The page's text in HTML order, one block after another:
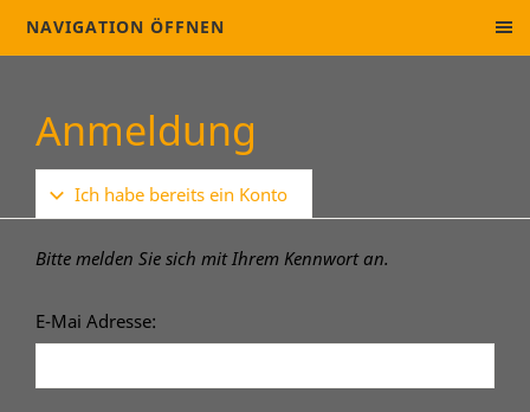
NAVIGATION ÖFFNEN
Anmeldung
Ich habe bereits ein Konto
Bitte melden Sie sich mit Ihrem Kennwort an.
E-Mai Adresse: